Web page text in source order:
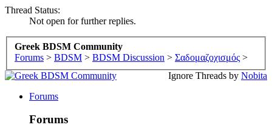
Thread Status:
Not open for further replies.
Greek BDSM Community
Forums > BDSM > BDSM Discussion > Σαδομαζοχισμός >
Ignore Threads by Nobita
Forums
Forums